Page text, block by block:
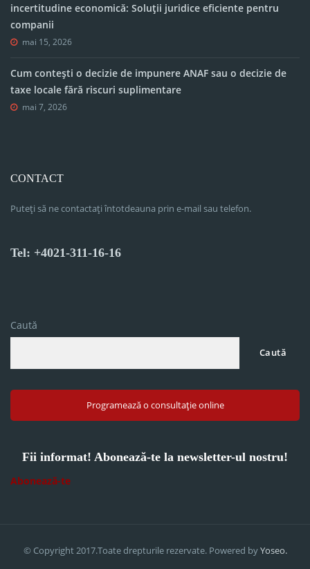
incertitudine economică: Soluții juridice eficiente pentru
companii
mai 15, 2026
Cum contești o decizie de impunere ANAF sau o decizie de
taxe locale fără riscuri suplimentare
mai 7, 2026
CONTACT
Puteți să ne contactați întotdeauna prin e-mail sau telefon.
Tel: +4021-311-16-16
Caută
Caută
Programează o consultație online
Fii informat! Abonează-te la newsletter-ul nostru!
Abonează-te
© Copyright 2017.Toate drepturile rezervate. Powered byYoseo.